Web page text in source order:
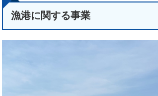
漁港に関する事業